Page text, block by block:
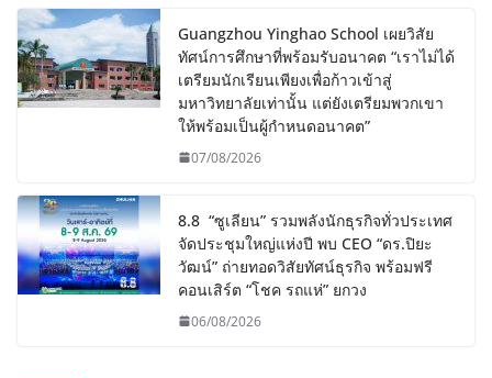
Guangzhou Yinghao School เผยวิสัย
ทัศน์การศึกษาที่พร้อมรับอนาคต “เราไม่ได้
เตรียมนักเรียนเพียงเพื่อก้าวเข้าสู่
มหาวิทยาลัยเท่านั้น แต่ยังเตรียมพวกเขา
ให้พร้อมเป็นผู้กำหนดอนาคต”
07/08/2026
8.8 “ซูเลียน” รวมพลังนักธุรกิจทั่วประเทศ
จัดประชุมใหญ่แห่งปี พบ CEO “ดร.ปิยะ
วัฒน์” ถ่ายทอดวิสัยทัศน์ธุรกิจ พร้อมฟรี
คอนเสิร์ต “โชค รถแห่” ยกวง
06/08/2026